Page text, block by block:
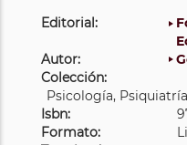
Editorial:
Autor:
Colección:
Psicología,
Isbn:
Formato: